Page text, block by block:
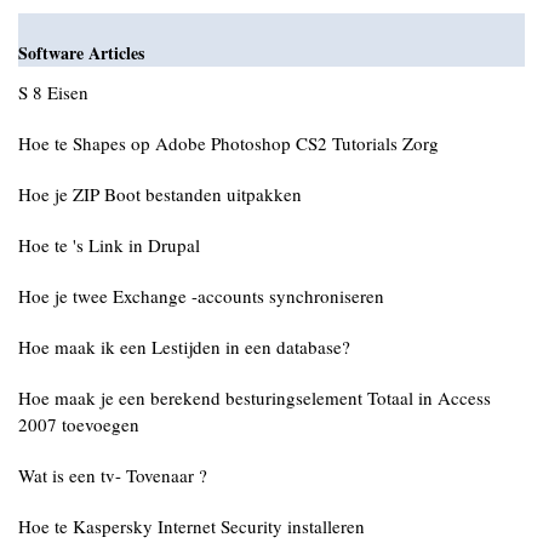
Software Articles
S 8 Eisen
Hoe te Shapes op Adobe Photoshop CS2 Tutorials Zorg
Hoe je ZIP Boot bestanden uitpakken
Hoe te 's Link in Drupal
Hoe je twee Exchange -accounts synchroniseren
Hoe maak ik een Lestijden in een database?
Hoe maak je een berekend besturingselement Totaal in Access
2007 toevoegen
Wat is een tv- Tovenaar ?
Hoe te Kaspersky Internet Security installeren